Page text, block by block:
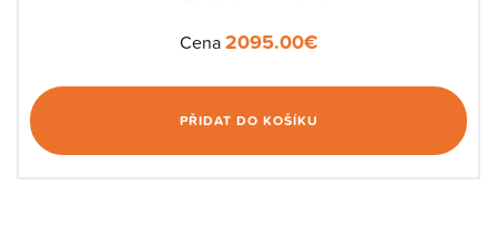
Cena2095.00€
PŘIDAT DO KOŠÍKU